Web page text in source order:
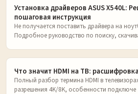
Установка драйверов ASUS X540L:
пошаговая инструкция
Не получается поставить драйвера на
Подробное руководство по поиску,
Что значит HDMI на ТВ:
Полный разбор термина HDMI в
разрешения 4K/8K, особенности подключе